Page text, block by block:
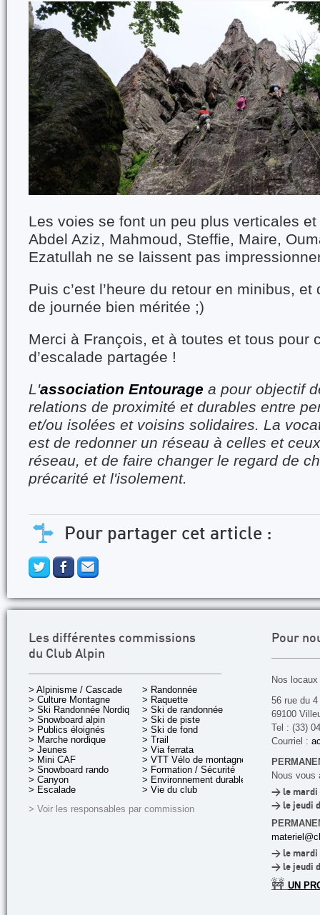
Les voies se font un peu plus verticales
Abdel Aziz, Mahmoud, Steffie, Maire,
Ezatullah ne se laissent pas
Puis c’est l’heure du retour en minibus,
de journée bien méritée ;)
Merci à François, et à toutes et tous pour
d’escalade partagée !
L'association Entourage a pour objectif
relations de proximité et durables entre
et/ou isolées et voisins solidaires. La
est de redonner un réseau à celles et
réseau, et de faire changer le regard de
précarité et l'isolement.
Pour partager cet article :
Les différentes commissions
du Club Alpin
> Alpinisme / Cascade
> Culture Montagne
> Ski Randonnée Nordique
> Snowboard alpin
> Publics éloignés
> Marche nordique
> Jeunes
> Mini CAF
> Snowboard rando
> Canyon
> Escalade
> Randonnée
> Raquette
> Ski de randonnée
> Ski de piste
> Ski de fond
> Trail
> Via ferrata
> VTT Vélo de montagne
> Formation / Sécurité
> Environnement durable
> Vie du club
> Voir les responsables par commission
Pour
Nos
56 rue du
69100
Tel : (33)
Courriel :
Nous vous
> le mardi
> le jeudi
> le mardi
> le jeudi
🚧 UN